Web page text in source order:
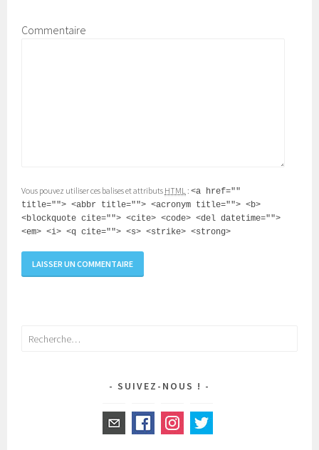
Commentaire
Vous pouvez utiliser ces balises et attributs HTML :<a href=""
title=""> <abbr title=""> <acronym title=""> <b>
<blockquote cite=""> <cite> <code> <del datetime="">
<em> <i> <q cite=""> <s> <strike> <strong>
Rechercher :
SUIVEZ-NOUS !